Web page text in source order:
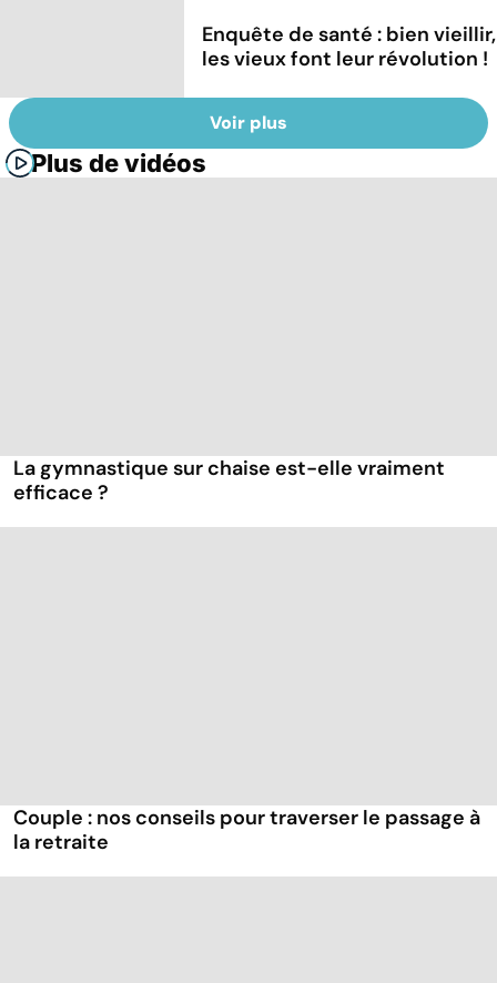
Enquête de santé : bien vieillir,
les vieux font leur révolution !
Voir plus
Plus de vidéos
La gymnastique sur chaise est-elle vraiment
efficace ?
Couple : nos conseils pour traverser le passage à
la retraite